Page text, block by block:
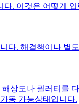
. 이것은 어떻게
다. 해결책이나 별
상도나 퀄러티를
동 가능상태입니다.